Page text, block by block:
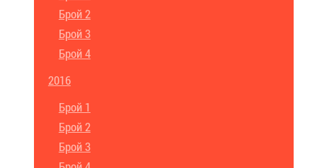
Брой 2
Брой 3
Брой 4
2016
Брой 1
Брой 2
Брой 3